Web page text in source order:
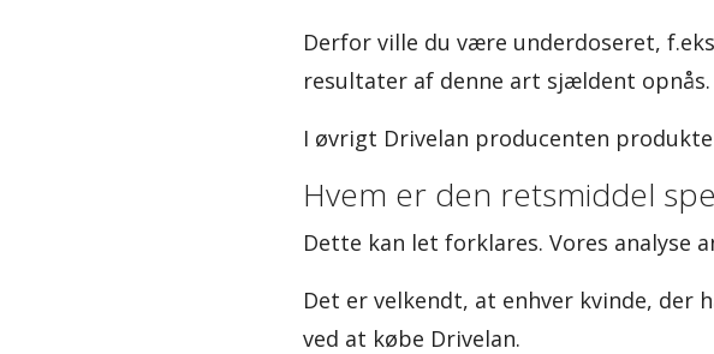
Derfor ville du være underdoseret,
resultater af denne art sjældent opnås.
I øvrigt Drivelan producenten
Hvem er den retsmiddel
Dette kan let forklares. Vores analyse
Det er velkendt, at enhver kvinde, der
ved at købe Drivelan.